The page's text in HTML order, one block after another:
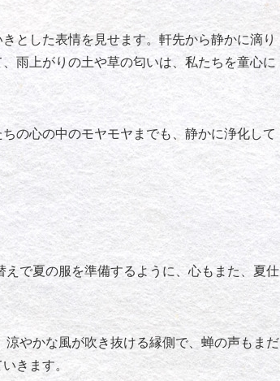
とした表情を見せます。軒先から静かに滴り
雨上がりの土や草の匂いは、私たちを童心に
の心の中のモヤモヤまでも、静かに浄化して
で夏の服を準備するように、心もまた、夏仕
やかな風が吹き抜ける縁側で、蝉の声もまだ
きます。